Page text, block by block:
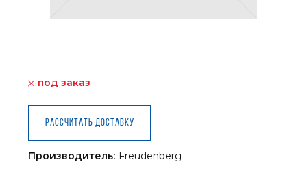
под заказ
Рассчитать доставку
Производитель: Freudenberg